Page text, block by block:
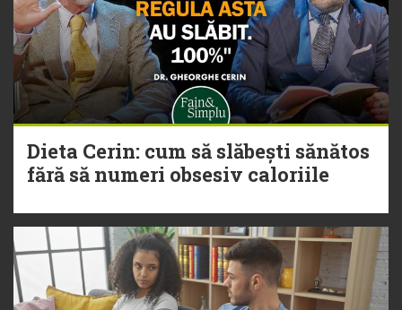
Dieta Cerin: cum să slăbești sănătos
fără să numeri obsesiv caloriile